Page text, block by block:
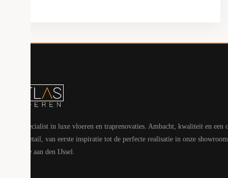
Uw specialist in luxe vloeren en traprenovaties. Ambacht, kwaliteit en een
voor detail, van eerste inspiratie tot de perfecte realisatie in onze
Capelle aan den IJssel.